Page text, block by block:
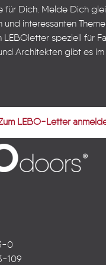
für Dich. Melde Dich
und interessanten
LEBOletter speziell für
Architekten gibt es im
LEBO-Letter
0
109